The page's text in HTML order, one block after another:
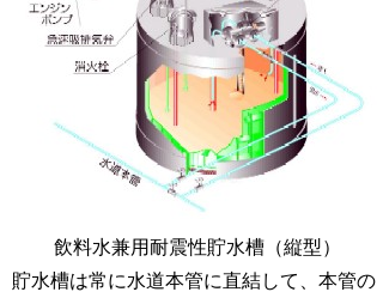
飲料水兼用耐震性貯水槽（縦型）
貯水槽は常に水道本管に直結して、本管の